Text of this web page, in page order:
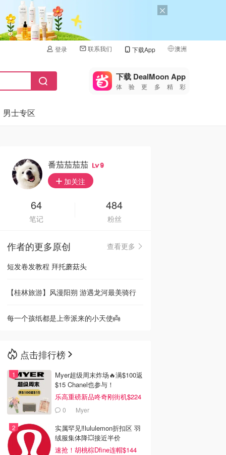
登录 联系我们 下载App 澳洲
🇺🇸
🇨🇳 中国
🇮🇹
🇦🇺
🇳🇿新西兰
下载 DealMoon App
体验更多精彩
男士专区
番茄茄茄茄 9
加关注
64
笔记
484
粉丝
作者的更多原创
查看更多
短发卷发教程 拜托蘑菇头
【桂林旅游】风漫阳朔 游遇龙河最美骑行
每一个孩纸都是上帝派来的小天使👼
点击排行榜
Myer超级周末炸场🔥满$100返
$15 Chanel也参与！
乐高重磅新品咚奇刚街机$224
0 Myer
实属罕见‼️lululemon折扣区 羽
绒服集体降💥接近半价
速抢！胡桃棕Dfine连帽$144